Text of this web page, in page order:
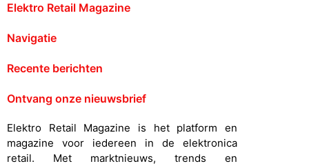
Elektro Retail Magazine
Navigatie
Recente berichten
Ontvang onze nieuwsbrief
Elektro Retail Magazine is het platform en
magazine voor iedereen in de elektronica
retail. Met marktnieuws, trends en